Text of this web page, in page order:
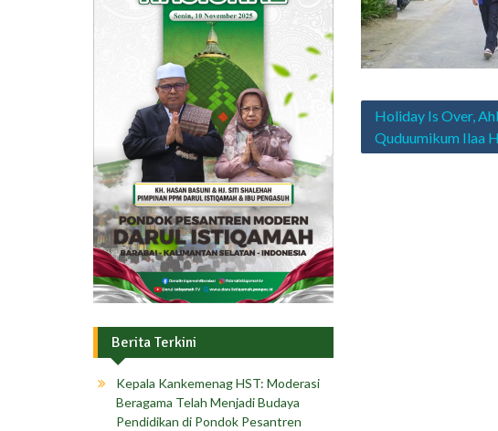
Navigasi
pos
Holiday Is Over,
Quduumikum Ilaa
Berita Terkini
Kepala Kankemenag HST: Moderasi
Beragama Telah Menjadi Budaya
Pendidikan di Pondok Pesantren